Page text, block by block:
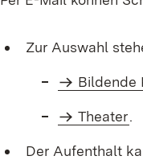
Zur Auswahl
Bildende
Theater.
Der Aufenthalt